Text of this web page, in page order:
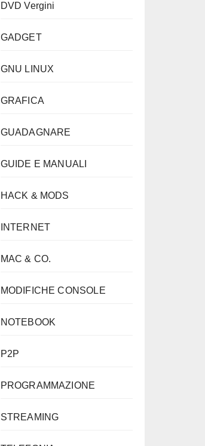
DVD Vergini
GADGET
GNU LINUX
GRAFICA
GUADAGNARE
GUIDE E MANUALI
HACK & MODS
INTERNET
MAC & CO.
MODIFICHE CONSOLE
NOTEBOOK
P2P
PROGRAMMAZIONE
STREAMING